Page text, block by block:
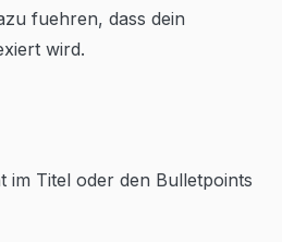
fuehren, dass dein
wird.
im Titel oder den Bulletpoints